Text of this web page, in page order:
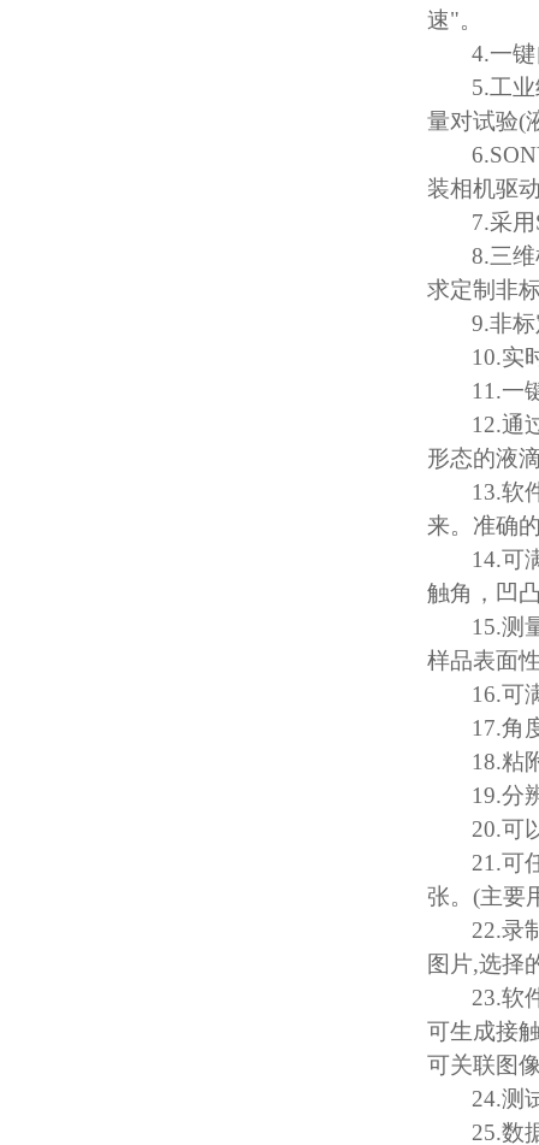
速"。
4.一
5.工
量对试验(
装相机驱
7.采用
8.三
求定制非
9.非
10.实
11.一
12.通
形态的液
13.软
来。准确
14.可
触角，凹
15.测
样品表面
16.可
17.角
18.粘
19.分
20.可
21.可
张。 (主要
22.录
图片,选择
23.软
可生成接
可关联图
24.测
25.数